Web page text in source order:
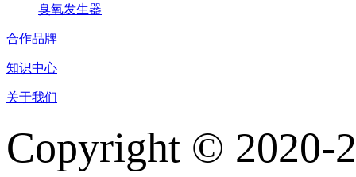
臭氧发生器
合作品牌
知识中心
关于我们
Copyright ©